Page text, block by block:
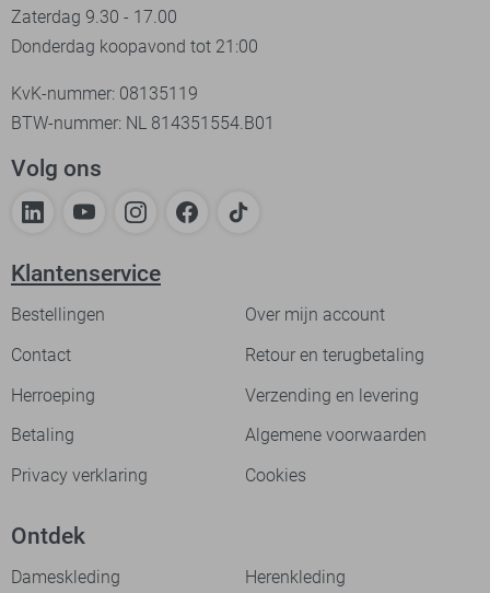
Zaterdag 9.30 - 17.00
Donderdag koopavond tot 21:00
KvK-nummer: 08135119
BTW-nummer: NL 814351554.B01
Volg ons
Klantenservice
Bestellingen
Over mijn account
Contact
Retour en terugbetaling
Herroeping
Verzending en levering
Betaling
Algemene voorwaarden
Privacy verklaring
Cookies
Ontdek
Dameskleding
Herenkleding